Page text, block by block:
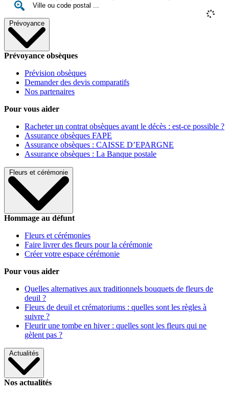
Prévoyance
Prévoyance obsèques
Prévision obsèques
Demander des devis comparatifs
Nos partenaires
Pour vous aider
Racheter un contrat obsèques avant le décès : est-ce possible ?
Assurance obsèques FAPE
Assurance obsèques : CAISSE D’EPARGNE
Assurance obsèques : La Banque postale
Fleurs et cérémonie
Hommage au défunt
Fleurs et cérémonies
Faire livrer des fleurs pour la cérémonie
Créer votre espace cérémonie
Pour vous aider
Quelles alternatives aux traditionnels bouquets de fleurs de
deuil ?
Fleurs de deuil et crématoriums : quelles sont les règles à
suivre ?
Fleurir une tombe en hiver : quelles sont les fleurs qui ne
gèlent pas ?
Actualités
Nos actualités